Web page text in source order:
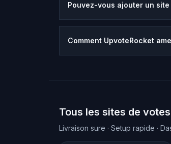
Pouvez-vous ajouter un
Comment UpvoteRocket
Tous les sites de
Livraison sure · Setup rapide ·